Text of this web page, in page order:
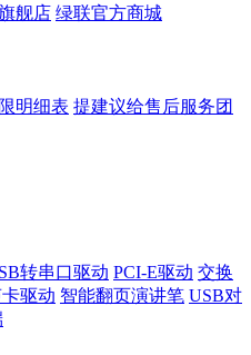
舰店 绿联官方商城
明细表 提建议给售后服务团
转串口驱动 PCI-E驱动 交换
驱动 智能翻页演讲笔 USB对